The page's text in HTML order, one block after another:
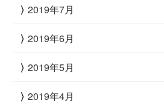
2019年7月
2019年6月
2019年5月
2019年4月